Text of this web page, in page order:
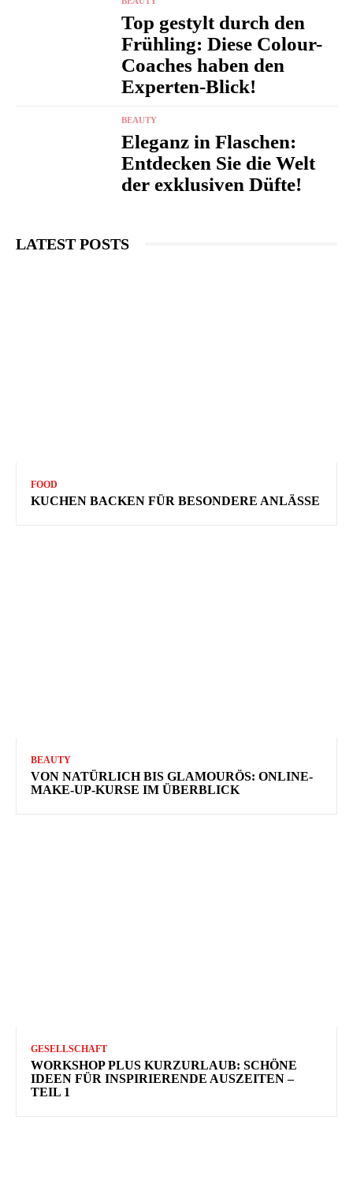
Top gestylt durch den
Frühling: Diese Colour-
Coaches haben den
Experten-Blick!
BEAUTY
Eleganz in Flaschen:
Entdecken Sie die Welt
der exklusiven Düfte!
LATEST POSTS
FOOD
KUCHEN BACKEN FÜR BESONDERE ANLÄSSE
BEAUTY
VON NATÜRLICH BIS GLAMOURÖS: ONLINE-
MAKE-UP-KURSE IM ÜBERBLICK
GESELLSCHAFT
WORKSHOP PLUS KURZURLAUB: SCHÖNE
IDEEN FÜR INSPIRIERENDE AUSZEITEN –
TEIL 1